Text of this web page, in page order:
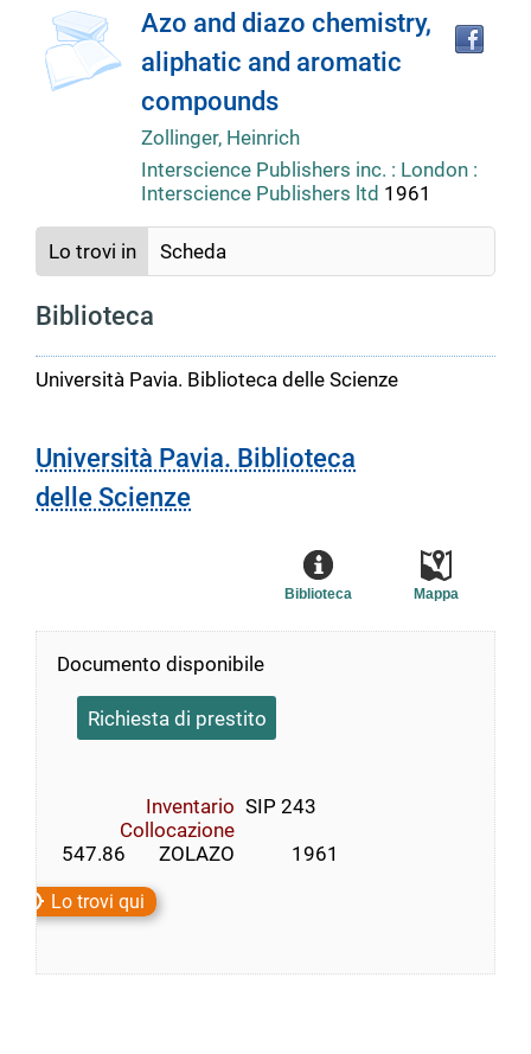
Dettaglio
del
documento
copertina
Azo and diazo chemistry,
aliphatic and aromatic
compounds
Zollinger, Heinrich
Interscience Publishers inc. : London :
Interscience Publishers ltd 1961
Lo trovi in Scheda
Biblioteca
Università Pavia. Biblioteca delle Scienze
Università Pavia. Biblioteca
delle Scienze
Mappa
Biblioteca
Documento disponibile
Richiesta di prestito
Inventario SIP 243
Collocazione
547.86       ZOLAZO            1961
Lo trovi qui